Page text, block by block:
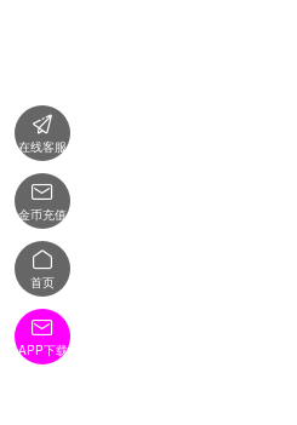

在线客服

金币充值

首页

APP下载